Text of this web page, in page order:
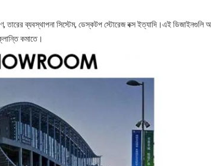
তারের ব্যবস্থাপনা সিস্টেম, ডেস্কটপ স্টোরেজ বক্স ইত্যাদি।এই ডিজাইনগুলি
কমাতে।